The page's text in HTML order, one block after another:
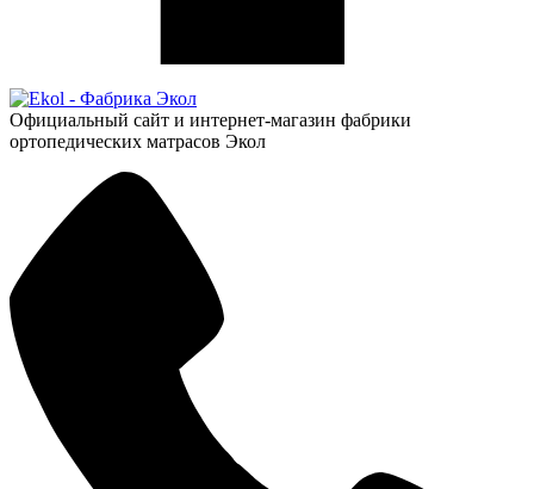
Официальный сайт и интернет-магазин фабрики
ортопедических матрасов Экол